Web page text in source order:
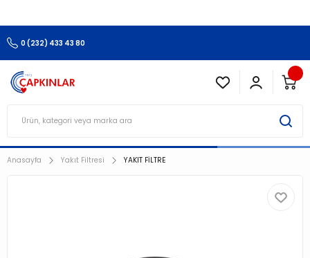
0 (232) 433 43 80
Anasayfa Yakıt Filtresi YAKIT FİLTRE